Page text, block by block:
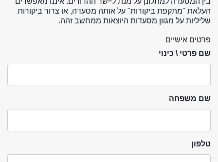
העלאת "מתקפת ביקורות" על אותה מסעדה, או צרור ביקורות
שליליות על מגוון מסעדות היוצאות ממחשב זהה.
פרטים אישיים
שם פרטי \ כינוי
שם משפחה
טלפון